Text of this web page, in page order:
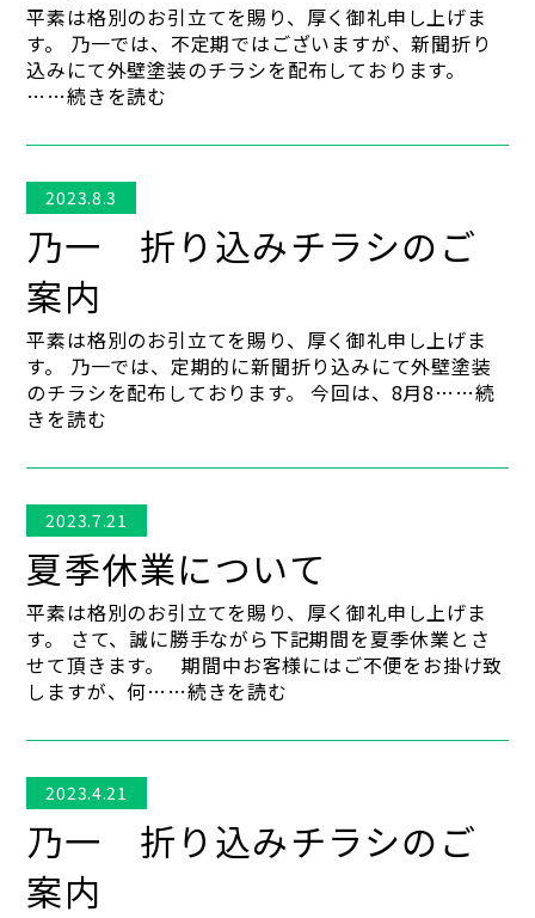
平素は格別のお引立てを賜り、厚く御礼申し上げま
す。 乃一では、不定期ではございますが、新聞折り
込みにて外壁塗装のチラシを配布しております。
……続きを読む
2023.8.3
乃一 折り込みチラシのご
案内
平素は格別のお引立てを賜り、厚く御礼申し上げま
す。 乃一では、定期的に新聞折り込みにて外壁塗装
のチラシを配布しております。 今回は、8月8……続
きを読む
2023.7.21
夏季休業について
平素は格別のお引立てを賜り、厚く御礼申し上げま
す。 さて、誠に勝手ながら下記期間を夏季休業とさ
せて頂きます。 期間中お客様にはご不便をお掛け致
しますが、何……続きを読む
2023.4.21
乃一 折り込みチラシのご
案内